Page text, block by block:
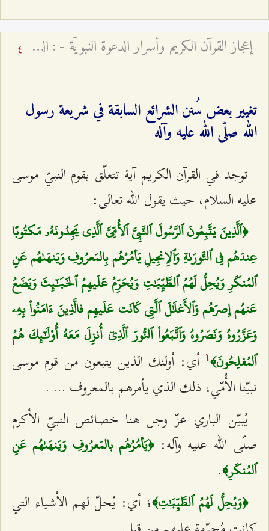
إعجاز القرآن الكريم وأسرار الدعوة النبويّة - : الدلالات العرفانيّة للخطاب الإلهيّ ﴿قُم فَأَنذِر﴾ وجذور الانحراف الأمويّ 4
تغيير بعض سُنن الشرائع السابقة في شريعة رسول
الله صلّى الله عليه وآله
توجد في القرآن الكريم آية تتعلّق بقوم النبيّ موسى
عليه السلام، حيث يقول الله تعالى:
﴿ٱلَّذِينَ يَتَّبِعُونَ ٱلرَّسُولَ ٱلنَّبِيَّ ٱلأُمِّيَّ ٱلَّذِي يَجِدُونَهُۥ مَكتُوبًا
عِندَهُم فِي ٱلتَّورَىٰةِ وَٱلإِنجِيلِ يَأمُرُهُم بِالمَعرُوفِ وَيَنهَىٰهُم عَنِ
ٱلمُنكَرِ وَيُحِلُّ لَهُمُ ٱلطَّيِّبَٰتِ وَيُحَرِّمُ عَلَيهِمُ ٱلخَبَٰٓئِثَ وَيَضَعُ
عَنهُم إِصرَهُم وَٱلأَغلَٰلَ ٱلَّتِي كَانَت عَلَيهِم فالَّذِينَ ءَامَنُواْ بِهِۦ
وَعَزَّرُوهُ وَنَصَرُوهُ وَٱتَّبَعُواْ ٱلنُّورَ ٱلَّذِيٓ أُنزِلَ مَعَهُ أُوْلَٰٓئِكَ هُمُ
ٱلمُفلِحُونَ﴾۱
أي: أولئك الذين يتبعون من قوم موسى
نبيّنا الأُمّي، ذلك الذي يأمرهم بالمعروف … .
يُبيّن الباري عزّ وجل هنا خصائص النبيّ الأكرم
صلّى الله عليه وآله:﴿يَأمُرُهُم بالمَعرُوفِ وَيَنهَىٰهُم عَنِ
ٱلمُنكَرِ﴾.
﴿وَيُحِلُّ لَهُمُ ٱلطَّيِّبَٰتِ﴾؛ أي: يُحلّ لهم الأشياء التي